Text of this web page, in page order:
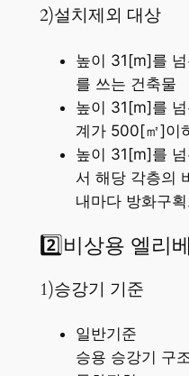
2)설치제외 대상
높이 31[m]를
를 쓰는 건축물
높이 31[m]를
계가 500[㎡]이
높이 31[m]를
서 해당 각층의
내마다 방화구
2️⃣비상용 엘리
1)승강기 기준
일반기준
승용 승강기 구